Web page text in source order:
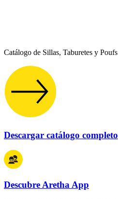
Catálogo de Sillas, Taburetes y Poufs
Descargar catálogo completo
Descubre Aretha App